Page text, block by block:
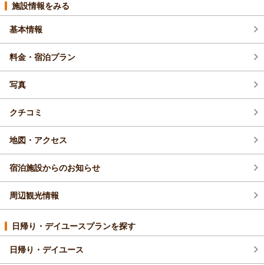
施設情報をみる
基本情報
料金・宿泊プラン
写真
クチコミ
地図・アクセス
宿泊施設からのお知らせ
周辺観光情報
日帰り・デイユースプランを探す
日帰り・デイユース